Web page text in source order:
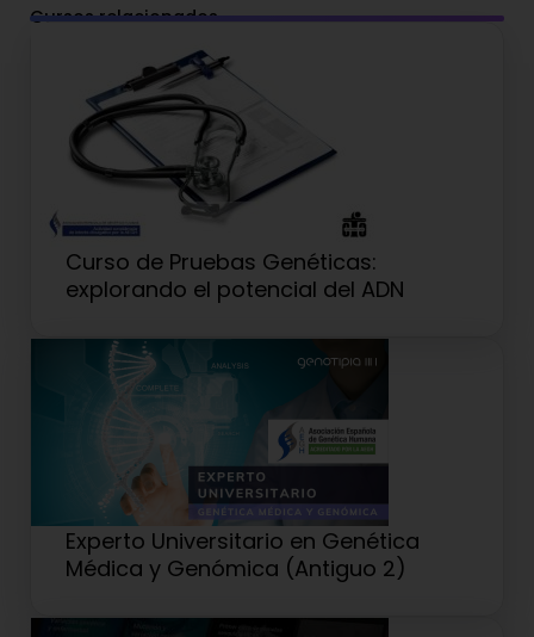
Cursos relacionados
Curso de Pruebas Genéticas:
explorando el potencial del ADN
Experto Universitario en Genética
Médica y Genómica (Antiguo 2)